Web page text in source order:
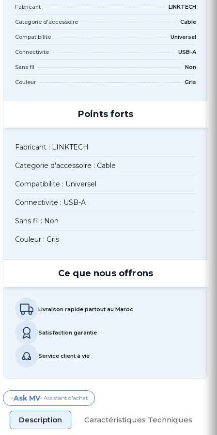
Fabricant LINKTECH
Categorie d'accessoire Cable
Compatibilite Universel
Connectivite USB-A
Sans fil Non
Couleur Gris
Points forts
Fabricant : LINKTECH
Categorie d'accessoire : Cable
Compatibilite : Universel
Connectivite : USB-A
Sans fil : Non
Couleur : Gris
Ce que nous offrons
Livraison rapide partout au Maroc
Satisfaction garantie
Service client à vie
⚡Ask MV- Assistant d'achat
Description
Caractéristiques Techniques